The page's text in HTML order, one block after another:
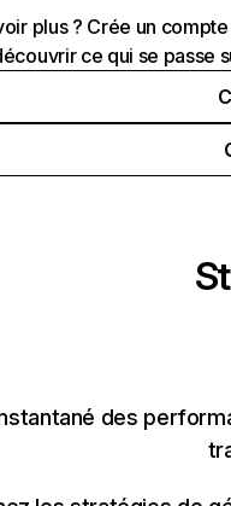
plus ? Crée un
ce qui se passe
des